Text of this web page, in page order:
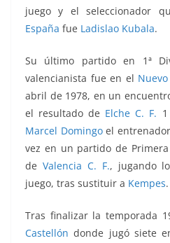
juego y el seleccionador
España fue Ladislao Kubala.
Su último partido en 1ª
valencianista fue en el
abril de 1978, en un
el resultado de Elche C. F. 1
Marcel Domingoel
vez en un partido de
de Valencia C. F., jugando
juego, tras sustituir a Kempes.
Tras finalizar la temporada
Castellón donde jugó siete